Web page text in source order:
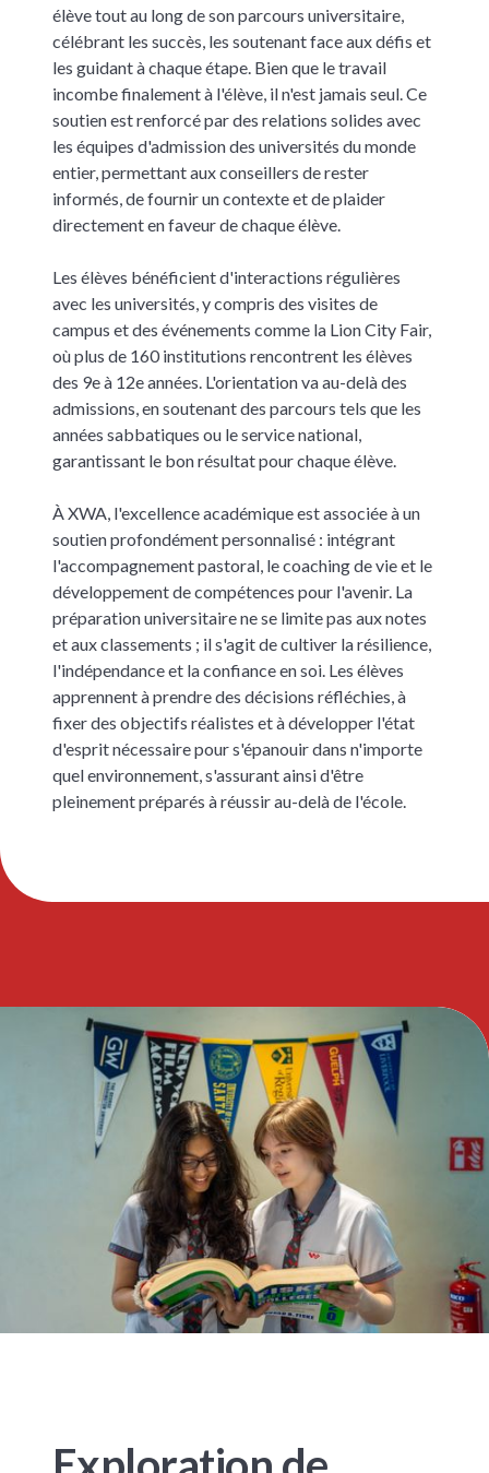
élève tout au long de son parcours universitaire,
célébrant les succès, les soutenant face aux défis et
les guidant à chaque étape. Bien que le travail
incombe finalement à l'élève, il n'est jamais seul. Ce
soutien est renforcé par des relations solides avec
les équipes d'admission des universités du monde
entier, permettant aux conseillers de rester
informés, de fournir un contexte et de plaider
directement en faveur de chaque élève.
Les élèves bénéficient d'interactions régulières
avec les universités, y compris des visites de
campus et des événements comme la Lion City Fair,
où plus de 160 institutions rencontrent les élèves
des 9e à 12e années. L'orientation va au-delà des
admissions, en soutenant des parcours tels que les
années sabbatiques ou le service national,
garantissant le bon résultat pour chaque élève.
À XWA, l'excellence académique est associée à un
soutien profondément personnalisé : intégrant
l'accompagnement pastoral, le coaching de vie et le
développement de compétences pour l'avenir. La
préparation universitaire ne se limite pas aux notes
et aux classements ; il s'agit de cultiver la résilience,
l'indépendance et la confiance en soi. Les élèves
apprennent à prendre des décisions réfléchies, à
fixer des objectifs réalistes et à développer l'état
d'esprit nécessaire pour s'épanouir dans n'importe
quel environnement, s'assurant ainsi d'être
pleinement préparés à réussir au-delà de l'école.